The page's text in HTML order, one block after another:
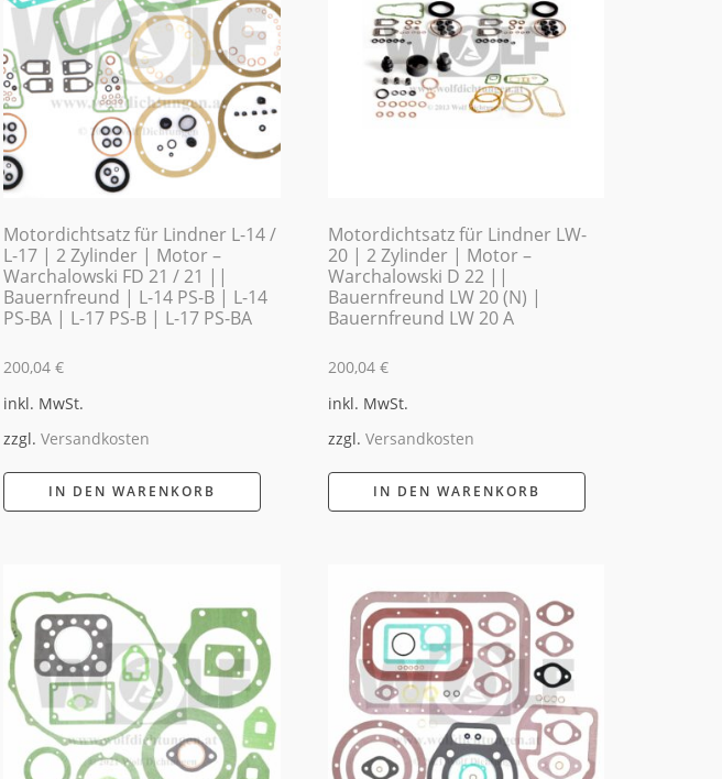
Motordichtsatz für Lindner L-14 /
L-17 | 2 Zylinder | Motor –
Warchalowski FD 21 / 21 ||
Bauernfreund | L-14 PS-B | L-14
PS-BA | L-17 PS-B | L-17 PS-BA
200,04€
inkl. MwSt.
zzgl.Versandkosten
IN DEN WARENKORB
Motordichtsatz für Lindner LW-
20 | 2 Zylinder | Motor –
Warchalowski D 22 ||
Bauernfreund LW 20 (N) |
Bauernfreund LW 20 A
200,04€
inkl. MwSt.
zzgl.Versandkosten
IN DEN WARENKORB